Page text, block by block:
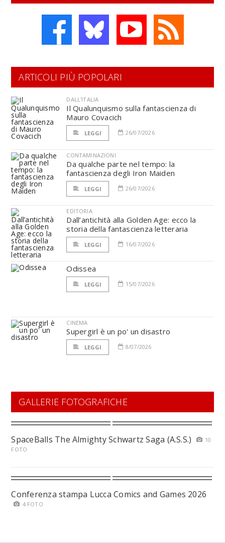
ARTICOLI PIÙ POPOLARI
DALL'ITALIA
Il Qualunquismo sulla fantascienza di
Mauro Covacich
LEGGI 26/07/2026
CONTAMINAZIONI
Da qualche parte nel tempo: la
fantascienza degli Iron Maiden
LEGGI 26/07/2026
EDITORIA
Dall’antichità alla Golden Age: ecco la
storia della fantascienza letteraria
LEGGI 16/07/2026
Odissea
LEGGI 15/07/2026
CINEMA
Supergirl è un po' un disastro
LEGGI 8/07/2026
GALLERIE FOTOGRAFICHE
SpaceBalls The Almighty Schwartz Saga (A.S.S.)
10
FOTO
Conferenza stampa Lucca Comics and Games 2026
4 FOTO